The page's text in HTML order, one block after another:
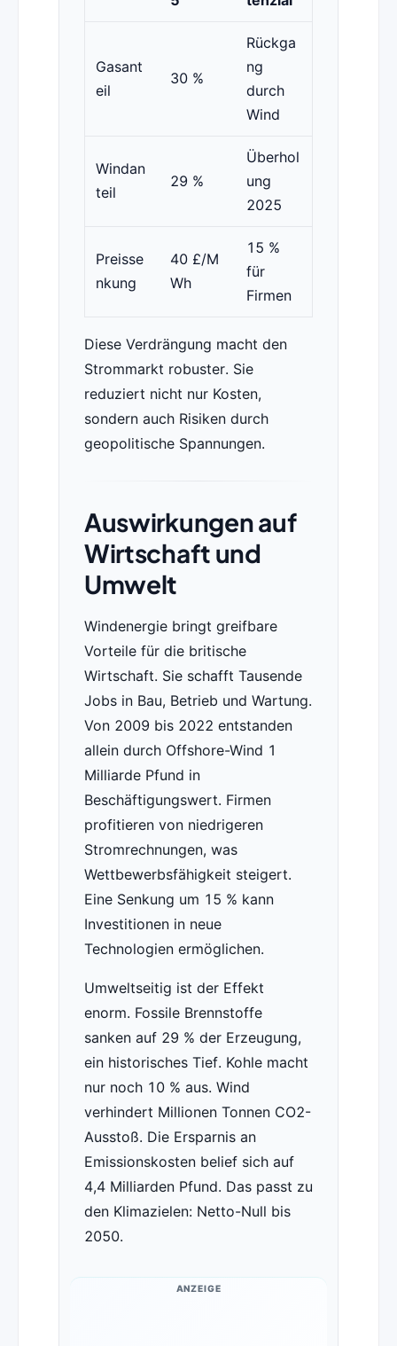
Gasant
eil
30 %
Rückga
ng
durch
Wind
Windan
teil
29 %
Überhol
ung
2025
Preisse
nkung
40 £/M
Wh
15 %
für
Firmen
Diese Verdrängung macht den
Strommarkt robuster. Sie
reduziert nicht nur Kosten,
sondern auch Risiken durch
geopolitische Spannungen.
Auswirkungen auf
Wirtschaft und
Umwelt
Windenergie bringt greifbare
Vorteile für die britische
Wirtschaft. Sie schafft Tausende
Jobs in Bau, Betrieb und Wartung.
Von 2009 bis 2022 entstanden
allein durch Offshore-Wind 1
Milliarde Pfund in
Beschäftigungswert. Firmen
profitieren von niedrigeren
Stromrechnungen, was
Wettbewerbsfähigkeit steigert.
Eine Senkung um 15 % kann
Investitionen in neue
Technologien ermöglichen.
Umweltseitig ist der Effekt
enorm. Fossile Brennstoffe
sanken auf 29 % der Erzeugung,
ein historisches Tief. Kohle macht
nur noch 10 % aus. Wind
verhindert Millionen Tonnen CO2-
Ausstoß. Die Ersparnis an
Emissionskosten belief sich auf
4,4 Milliarden Pfund. Das passt zu
den Klimazielen: Netto-Null bis
2050.
ANZEIGE